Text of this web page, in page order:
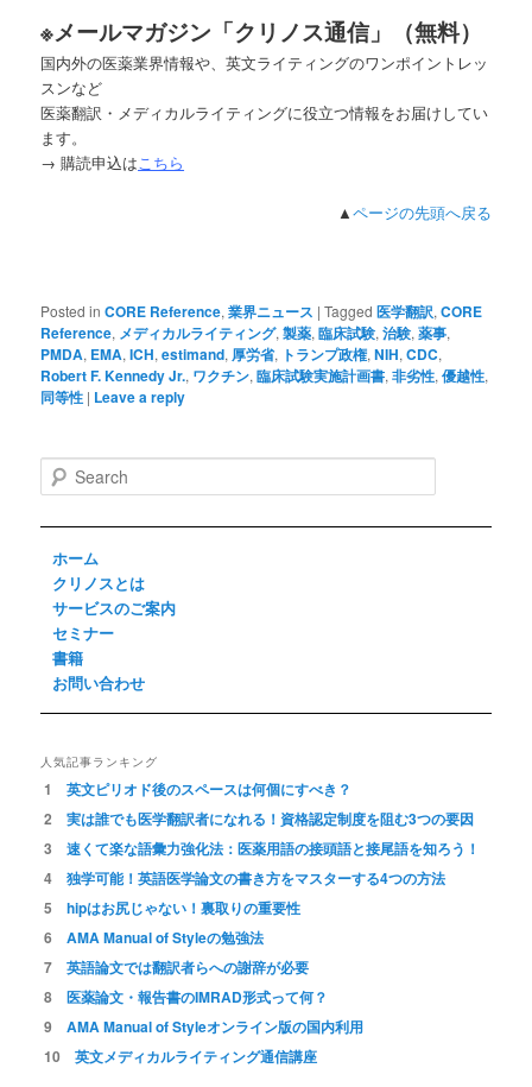
※メールマガジン「クリノス通信」（無料）
国内外の医薬業界情報や、英文ライティングのワンポイントレッ
スンなど
医薬翻訳・メディカルライティングに役立つ情報をお届けしてい
ます。
→ 購読申込はこちら
▲ページの先頭へ戻る
Posted in CORE Reference,業界ニュース |Tagged 医学翻訳,CORE
Reference, メディカルライティング,製薬,臨床試験,治験,薬事,
PMDA, EMA,ICH,estimand, 厚労省, トランプ政権,NIH,CDC,
Robert F. Kennedy Jr., ワクチン,臨床試験実施計画書,非劣性,優越性,
同等性 | Leave a reply
e
ホーム
クリノスとは
サービスのご案内
セミナー
書籍
お問い合わせ
人気記事ランキング
英文ピリオド後のスペースは何個にすべき？
実は誰でも医学翻訳者になれる！資格認定制度を阻む3つの要因
速くて楽な語彙力強化法：医薬用語の接頭語と接尾語を知ろう！
独学可能！英語医学論文の書き方をマスターする4つの方法
hipはお尻じゃない！裏取りの重要性
AMA Manual of Styleの勉強法
英語論文では翻訳者らへの謝辞が必要
医薬論文・報告書のIMRAD形式って何？
AMA Manual of Styleオンライン版の国内利用
英文メディカルライティング通信講座